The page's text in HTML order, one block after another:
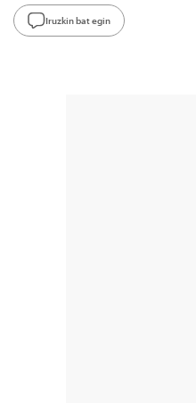
Iruzkin bat egin